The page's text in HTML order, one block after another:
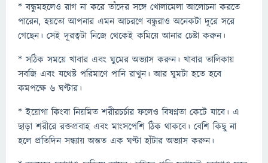
* বন্ধুমহলেও রাগ না করে তাঁদের সঙ্গে খোলামেলা আলোচনা করতে
পারেন, হয়তো আপনার এমন আচরণে বন্ধুরাও অনেকটা দূরে সরে
গেছেন। সেই দূরত্বটা নিজে থেকেই কমিয়ে আনার চেষ্টা করুন।
* সঠিক সময়ে খাবার এবং ঘুমের অভ্যাস করুন। খাবার তালিকায়
সবজি এবং যথেষ্ট পরিমাণে পানি রাখুন। আর ঘুমটা হতে হবে
কমপক্ষে ৬ ঘণ্টার।
* ইয়োগা কিংবা নিয়মিত শরীরচর্চার ফলেও বিষণ্নতা কেটে যাবে। এ
ছাড়া শরীরে রক্তপ্রবাহ এবং মাংসপেশি ঠিক থাকবে। বেশি কিছু না
হলে প্রতিদিন সন্ধ্যায় অন্তত এক ঘণ্টা হাঁটার অভ্যাস করুন।